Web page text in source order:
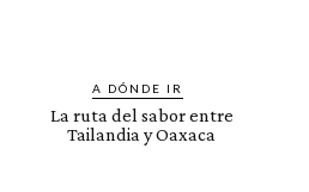
A DÓNDE IR
La ruta del sabor entre
Tailandia y Oaxaca